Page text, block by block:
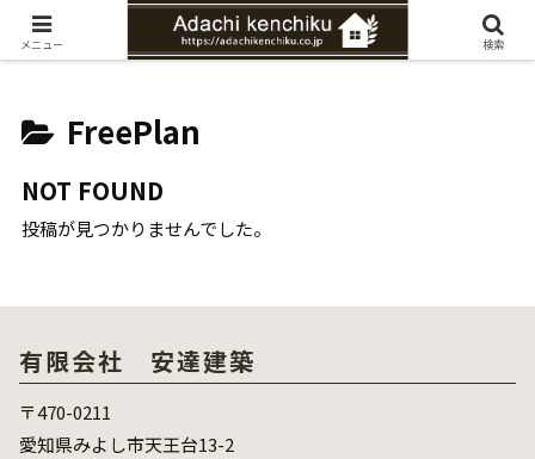
愛知県みよし市の工務店。自然素材を使ったナチュラルな家づくりをご提案
FreePlan
NOT FOUND
投稿が見つかりませんでした。
有限会社 安達建築
〒470-0211
愛知県みよし市天王台13-2
メニュー 検索